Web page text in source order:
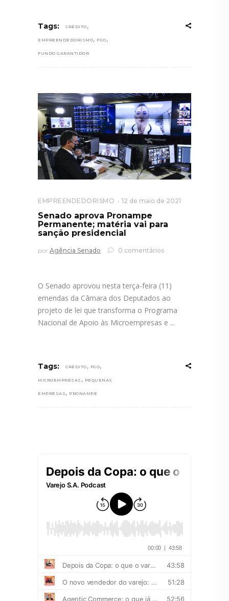
Tags: CRÉDITO ,
EMPREENDEDORISMO, FGO ,
FUNDO GARANTIDOR
EMPREENDEDORISMO 12 de maio de 2021
Senado aprova Pronampe
Permanente; matéria vai para
sanção presidencial
por Agência Senado 0 comentários
O Senado aprovou nesta terça-feira (11)
emendas da Câmara dos Deputados ao
projeto de lei que transforma o Programa
Nacional de Apoio às Microempresas e
Tags: CRÉDITO , FGO,
MICROEMPRESAS , PEQUENAS
EMPRESAS , PRONAMPE